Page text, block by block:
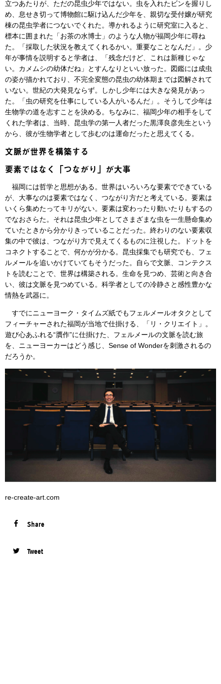
立つあたりが、ただの昆虫少年ではない。虫を入れたビンを握りし
め、息せき切って博物館に駆け込んだ少年を、親切な受付嬢が研究
棟の昆虫学者につないでくれた。導かれるように研究室に入ると、
標本に囲まれた「お茶の水博士」のような人物が福岡少年に尋ね
た。「採取した状況を教えてくれるかい。重要なことなんだ」。少
年が事情を説明すると学者は、「残念だけど、これは新種じゃな
い。カメムシの幼体だね」とすんなりといい放った。図鑑には成虫
の姿が描かれており、不完全変態の昆虫の幼体期までは図解されて
いない。世紀の大発見ならず。しかし少年には大きな発見があっ
た。「虫の研究を仕事にしている人がいるんだ」。そうして少年は
生物学の道を志すことを決める。ちなみに、福岡少年の相手をして
くれた学者は、当時、昆虫学の第一人者だった黒澤良彦先生という
から、彼が生物学者として歩むのは運命だったと思えてくる。
文脈が世界を構築する
要素ではなく「つながり」が大事
福岡には哲学と思想がある。世界はいろいろな要素でできている
が、大事なのは要素ではなく、つながり方だと考えている。要素は
いくら集めたってキリがない。要素は変わったり動いたりもするの
でなおさらた。それは昆虫少年としてさまざまな虫を一生懸命集め
ていたときから分かりきっていることだった。終わりのない要素収
集の中で彼は、つながり方で見えてくるものに注視した。ドットを
コネクトすることで、何かが分かる。昆虫採集でも研究でも、フェ
ルメールを追いかけていてもそうだった。自らで文脈、コンテクス
トを読むことで、世界は構築される。生命を見つめ、芸術と向き合
い、彼は文脈を見つめている。科学者としての冷静さと感性豊かな
情熱を武器に。
すでにニューヨーク・タイムズ紙でもフェルメールオタクとして
フィーチャーされた福岡が当地で仕掛ける、「リ・クリエイト」。
遊び心あふれる“贋作”に仕掛けた、フェルメールの文脈を読む旅
を、ニューヨーカーはどう感じ、Sense of Wonderを刺激されるの
だろうか。
re-create-art.com
Share
Tweet